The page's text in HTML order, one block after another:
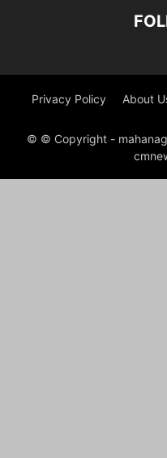
Privacy Policy About
© © Copyright -